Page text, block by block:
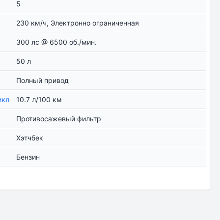
5
230 км/ч, Электронно ограниченная
300 лс @ 6500 об./мин.
50 л
Полный привод
10.7 л/100 км
Противосажевый фильтр
Хэтчбек
Бензин